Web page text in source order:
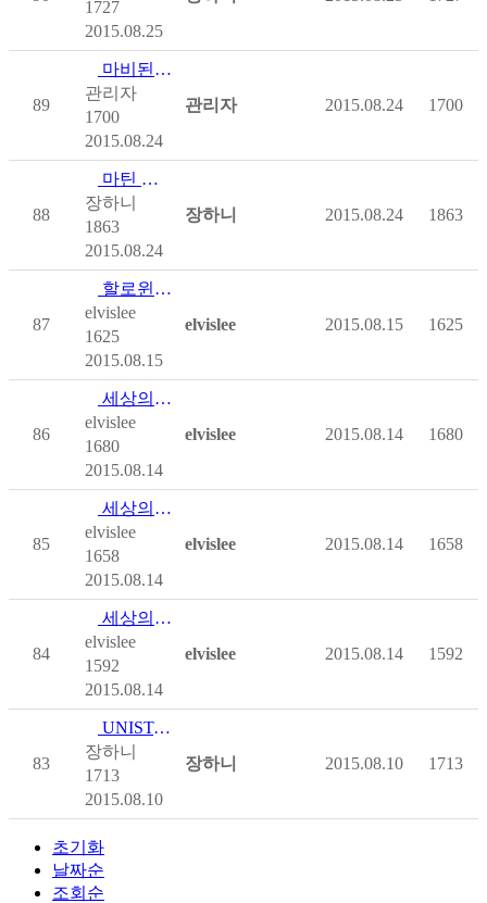
1727
2015.08.25
89
마비된 신경 조기 재활로 합병증 막아야 (척수손상)
관리자
1700
2015.08.24
관리자 2015.08.24 1700
88
마틴 애쉬튼, 다시 자전거에 오르다
장하니
1863
2015.08.24
장하니 2015.08.24 1863
87
할로윈데이, 휠체어가 용으로 변하다.
elvislee
1625
2015.08.15
elvislee 2015.08.15 1625
86
세상의 모든 이동보조기구 3편 - 가족과 함께 할 수 …
elvislee
1680
2015.08.14
elvislee 2015.08.14 1680
85
세상의 모든 이동보조기구 1편-장애인의 여행과 여가생활…
elvislee
1658
2015.08.14
elvislee 2015.08.14 1658
84
세상의 모든 이동보조기구 2편-장애인의 여행과 여가생활…
elvislee
1592
2015.08.14
elvislee 2015.08.14 1592
83
UNIST, 3D 프린터로 척수치료기술 개발 착수
장하니
1713
2015.08.10
장하니 2015.08.10 1713
초기화
날짜순
조회순